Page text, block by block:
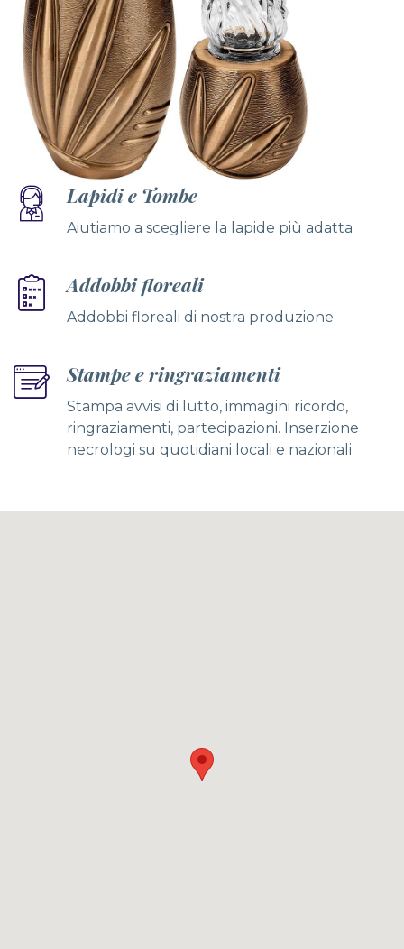
Lapidi e Tombe
Aiutiamo a scegliere la lapide più adatta
Addobbi floreali
Addobbi floreali di nostra produzione
Stampe e ringraziamenti
Stampa avvisi di lutto, immagini ricordo,
ringraziamenti, partecipazioni. Inserzione
necrologi su quotidiani locali e nazionali